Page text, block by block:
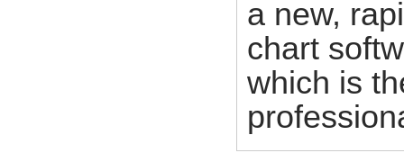
a new,
chart
which is